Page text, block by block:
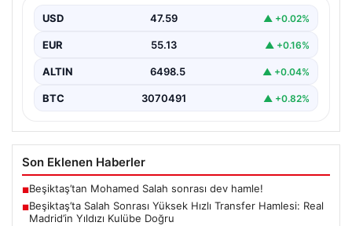
Yeni sezon öncesinde güçlü bir kadro kurma
transferinden olumsuz…
USD 47.59 ▲ +0.02%
EUR 55.13 ▲ +0.16%
ALTIN 6498.5 ▲ +0.04%
BTC 3070491 ▲ +0.82%
Son Eklenen Haberler
■Beşiktaş’tan Mohamed Salah sonrası dev hamle!
■Beşiktaş’ta Salah Sonrası Yüksek Hızlı Transfer Hamlesi: Real
Madrid’in Yıldızı Kulübe Doğru